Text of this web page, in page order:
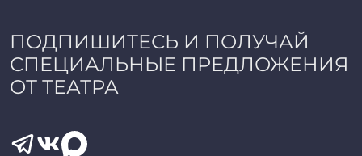
ПОДПИШИТЕСЬ И ПОЛУЧАЙ
СПЕЦИАЛЬНЫЕ ПРЕДЛОЖЕНИЯ
ОТ ТЕАТРА